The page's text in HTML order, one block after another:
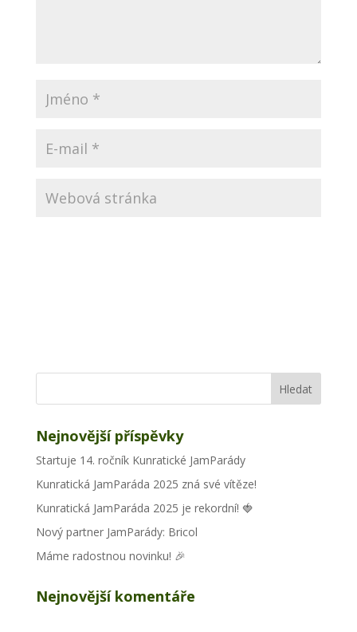
Nejnovější příspěvky
Startuje 14. ročník Kunratické JamParády
Kunratická JamParáda 2025 zná své vítěze!
Kunratická JamParáda 2025 je rekordní! 🍓
Nový partner JamParády: Bricol
Máme radostnou novinku! 🎉
Nejnovější komentáře